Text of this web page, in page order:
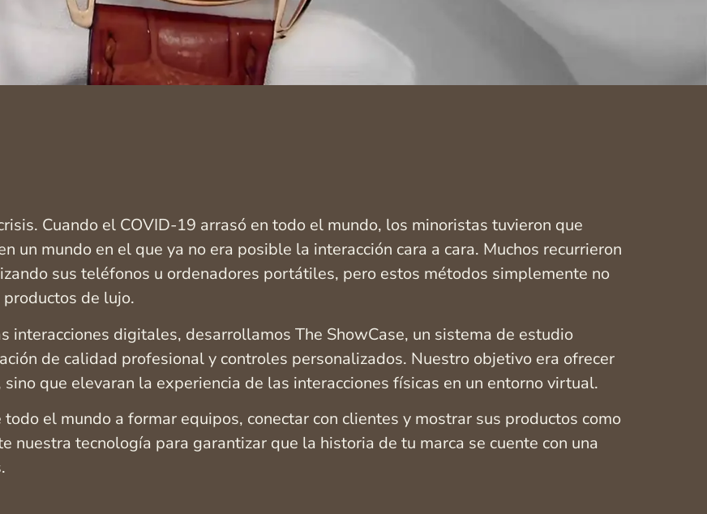
Cuando el COVID-19 arrasó en todo el mundo, los minoristas tuvieron que
un mundo en el que ya no era posible la interacción cara a cara. Muchos recurrieron
sus teléfonos u ordenadores portátiles, pero estos métodos simplemente no
de lujo.
interacciones digitales, desarrollamos The ShowCase, un sistema de estudio
de calidad profesional y controles personalizados. Nuestro objetivo era ofrecer
que elevaran la experiencia de las interacciones físicas en un entorno virtual.
el mundo a formar equipos, conectar con clientes y mostrar sus productos como
nuestra tecnología para garantizar que la historia de tu marca se cuente con una